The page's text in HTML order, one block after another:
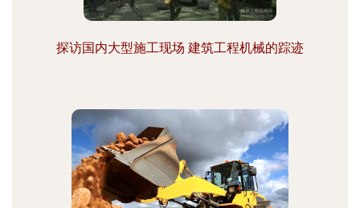
探访国内大型施工现场 建筑工程机械的踪迹